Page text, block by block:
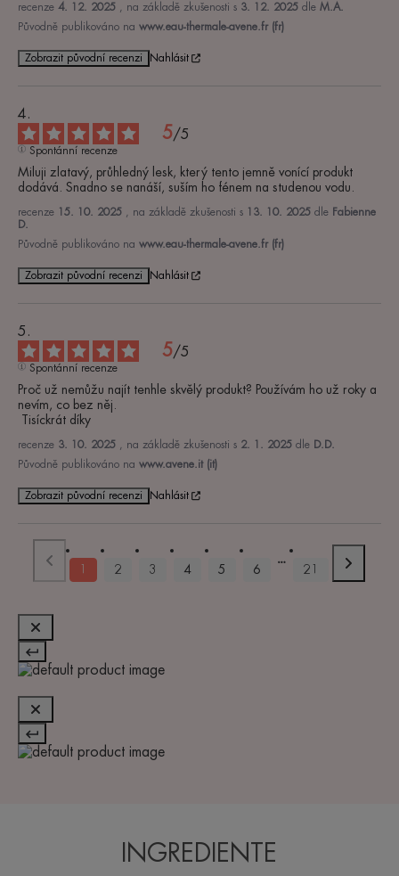
recenze 4. 12. 2025 , na základě zkušenosti s 3. 12. 2025 dle M.A.
Původně publikováno na www.eau-thermale-avene.fr (fr)
Zobrazit původní recenzi Nahlásit
5/5
Spontánní recenze
Miluji zlatavý, průhledný lesk, který tento jemně vonící produkt
dodává. Snadno se nanáší, suším ho fénem na studenou vodu.
recenze 15. 10. 2025 , na základě zkušenosti s 13. 10. 2025 dle Fabienne
D.
Původně publikováno na www.eau-thermale-avene.fr (fr)
Zobrazit původní recenzi Nahlásit
5/5
Spontánní recenze
Proč už nemůžu najít tenhle skvělý produkt? Používám ho už roky a
nevím, co bez něj.
Tisíckrát díky
recenze 3. 10. 2025 , na základě zkušenosti s 2. 1. 2025 dle D.D.
Původně publikováno na www.avene.it (it)
Zobrazit původní recenzi Nahlásit
1 2 3 4 5 6 21
INGREDIENTE